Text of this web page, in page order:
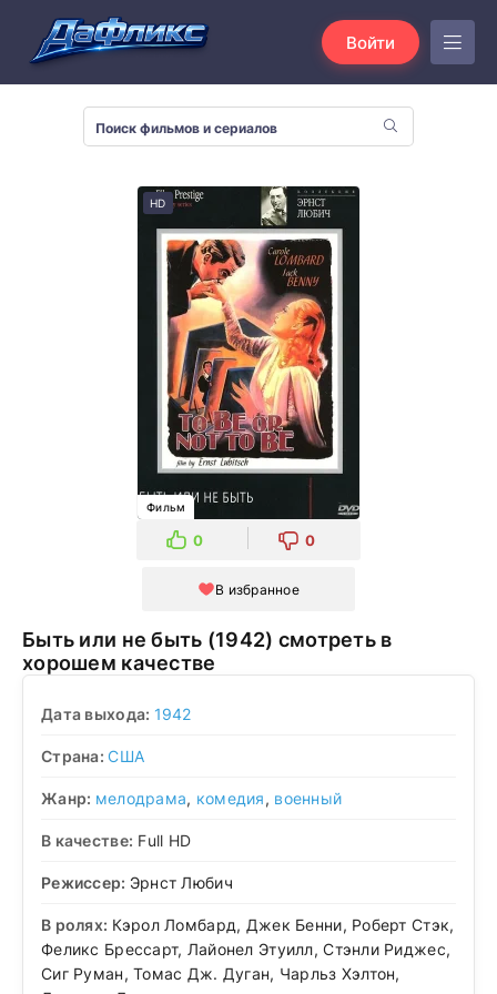
Войти
HD
Фильм
0 0
В избранное
Быть или не быть (1942) смотреть в
хорошем качестве
Дата выхода: 1942
Страна:США
Жанр: мелодрама, комедия, военный
В качестве: Full HD
Режиссер: Эрнст Любич
В ролях: Кэрол Ломбард, Джек Бенни, Роберт Стэк,
Феликс Брессарт, Лайонел Этуилл, Стэнли Риджес,
Сиг Руман, Томас Дж. Дуган, Чарльз Хэлтон,